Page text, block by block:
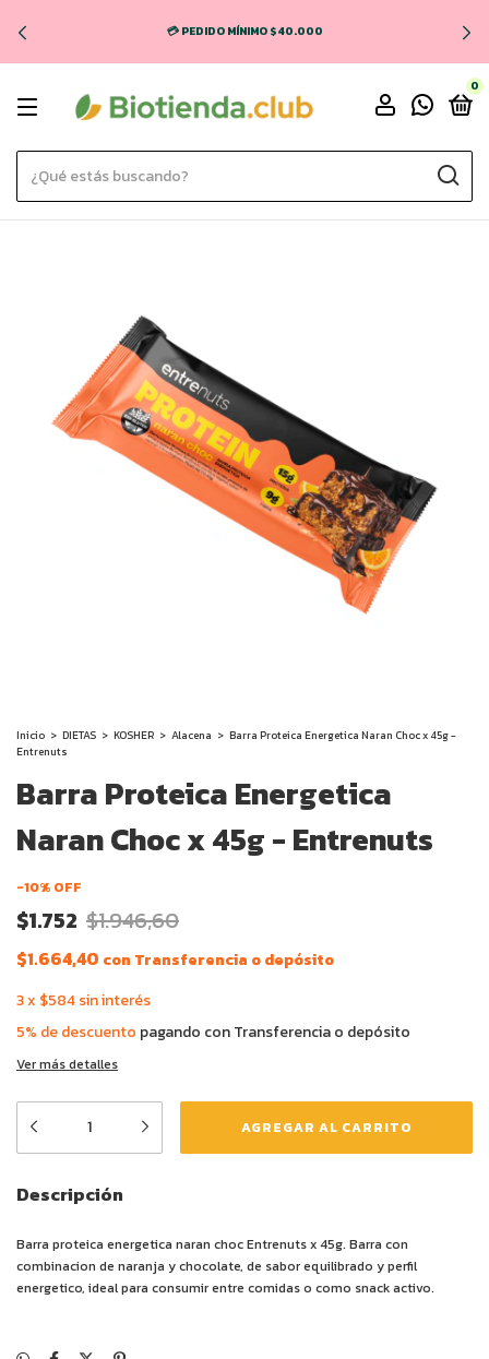
💳 PEDIDO MÍNIMO $40.000
0
Inicio > DIETAS > KOSHER > Alacena > Barra Proteica Energetica Naran Choc x 45g -
Entrenuts
Barra Proteica Energetica
Naran Choc x 45g - Entrenuts
-10% OFF
$1.752 $1.946,60
$1.664,40 con Transferencia o depósito
3x $584sin interés
5% de descuento pagando con Transferencia o depósito
Ver más detalles
Descripción
Barra proteica energetica naran choc Entrenuts x 45g. Barra con
combinacion de naranja y chocolate, de sabor equilibrado y perfil
energetico, ideal para consumir entre comidas o como snack activo.